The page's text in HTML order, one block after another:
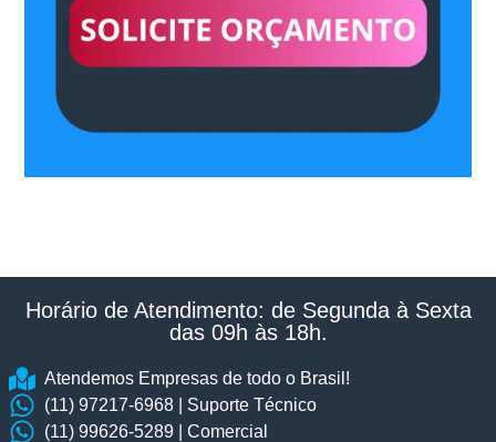
Horário de Atendimento: de Segunda à Sexta
das 09h às 18h.​
Atendemos Empresas de todo o Brasil!
(11) 97217-6968 | Suporte Técnico
(11) 99626-5289 | Comercial